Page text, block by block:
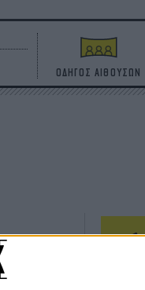
ΟΔΗΓΟΣ ΑΙΘΟΥΣΩΝ